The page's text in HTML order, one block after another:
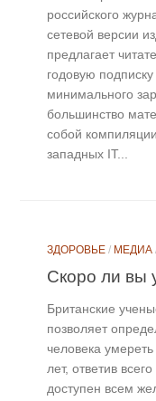
российского
сетевой версии
предлагает
годовую
минимального
большинство
собой
западных IT...
ЗДОРОВЬЕ / МЕДИА
Скоро ли вы
Британские
позволяет
человека
лет, ответив
доступен всем